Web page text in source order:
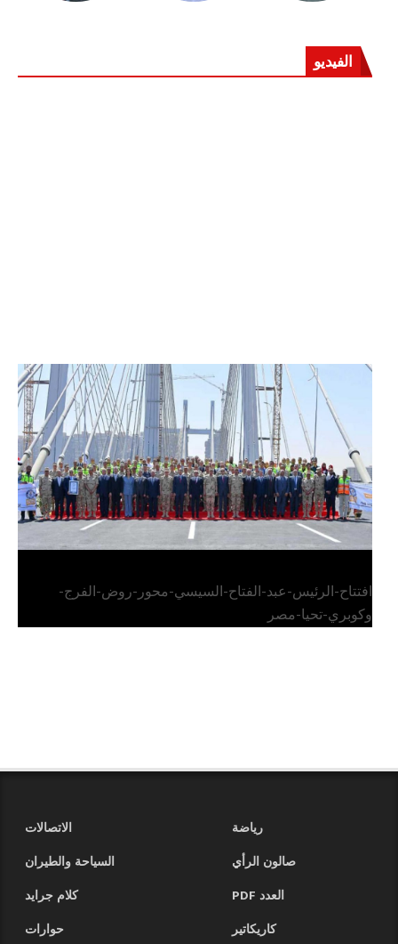
الفيديو
الرئيس عبد الفتاح السيسي يفتتح محور روض الفرج
وكوبري تحيا مصر
افتتاح-الرئيس-عبد-الفتاح-السيسي-محور-روض-الفرج-
وكوبري-تحيا-مصر
رياضة
الاتصالات
صالون الرأي
السياحة والطيران
العدد PDF
كلام جرايد
كاريكاتير
حوارات